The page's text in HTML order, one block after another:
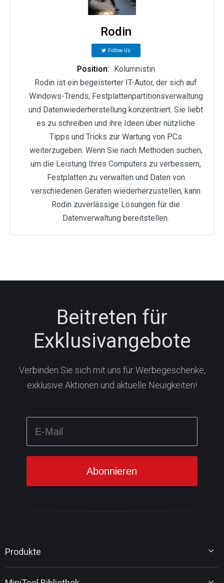
Rodin
Follow Us
Position: Kolumnistin
Rodin ist ein begeisterter IT-Autor, der sich auf
Windows-Trends, Festplattenpartitionsverwaltung
und Datenwiederherstellung konzentriert. Sie liebt
es zu schreiben und ihre Ideen über nützliche
Tipps und Tricks zur Wartung von PCs
weiterzugeben. Wenn Sie nach Methoden suchen,
um die Leistung Ihres Computers zu verbessern,
Festplatten zu verwalten und Daten von
verschiedenen Geräten wiederherzustellen, kann
Rodin zuverlässige Lösungen für die
Datenverwaltung bereitstellen.
Beitreten für
Exklusivangebote
Verbinden Sie sich mit uns für Werbegeschenke,
exklusive Aktionen und aktuelle Neuigkeiten!
Produkte